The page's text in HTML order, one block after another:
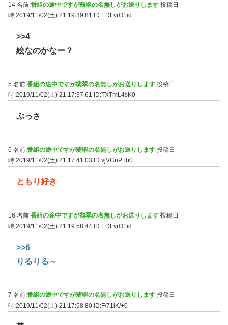
14 名前:番組の途中ですが翡翠の名無しがお送りします 投稿日
時:2019/11/02(土) 21:19:39.81 ID:EDLvrO1id
>>4
絵なのかなー？
5 名前:番組の途中ですが翡翠の名無しがお送りします 投稿日
時:2019/11/02(土) 21:17:37.61
ID:TXTmL4sK0
ぶっさ
6 名前:番組の途中ですが翡翠の名無しがお送りします 投稿日
時:2019/11/02(土) 21:17:41.03
ID:vjVCnPTb0
ともり好き
16 名前:番組の途中ですが翡翠の名無しがお送りします 投稿日
時:2019/11/02(土) 21:19:58.44 ID:EDLvrO1id
>>6
りるりる～
7 名前:番組の途中ですが翡翠の名無しがお送りします 投稿日
時:2019/11/02(土) 21:17:58.80 ID:F/71iK/+0